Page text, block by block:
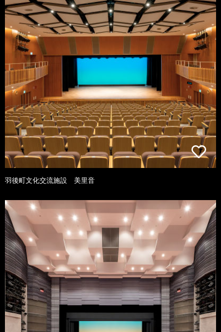
羽後町文化交流施設 美里音